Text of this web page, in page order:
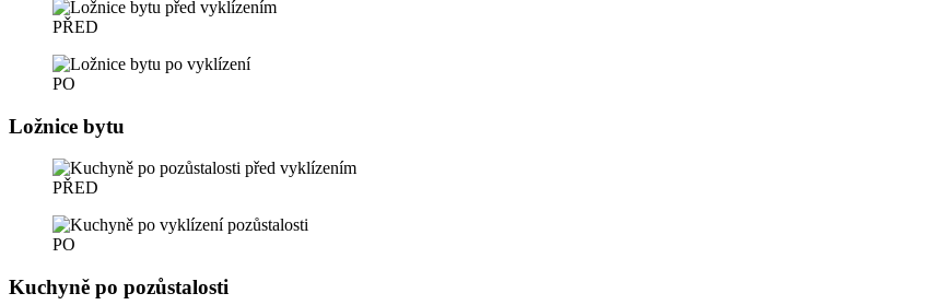
PŘED
PO
Ložnice bytu
PŘED
PO
Kuchyně po pozůstalosti